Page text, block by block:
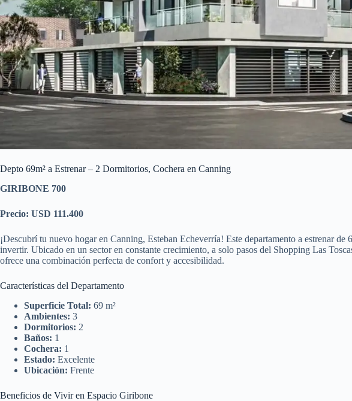
Depto 69m² a Estrenar – 2 Dormitorios, Cochera en Canning
GIRIBONE 700
Precio: USD 111.400
¡Descubrí tu nuevo hogar en Canning, Esteban Echeverría! Este departamento a estrenar de
invertir. Ubicado en un sector en constante crecimiento, a solo pasos del Shopping Las
ofrece una combinación perfecta de confort y accesibilidad.
Características del Departamento
Superficie Total: 69 m²
Ambientes: 3
Dormitorios: 2
Baños: 1
Cochera: 1
Estado: Excelente
Ubicación: Frente
Beneficios de Vivir en Espacio Giribone